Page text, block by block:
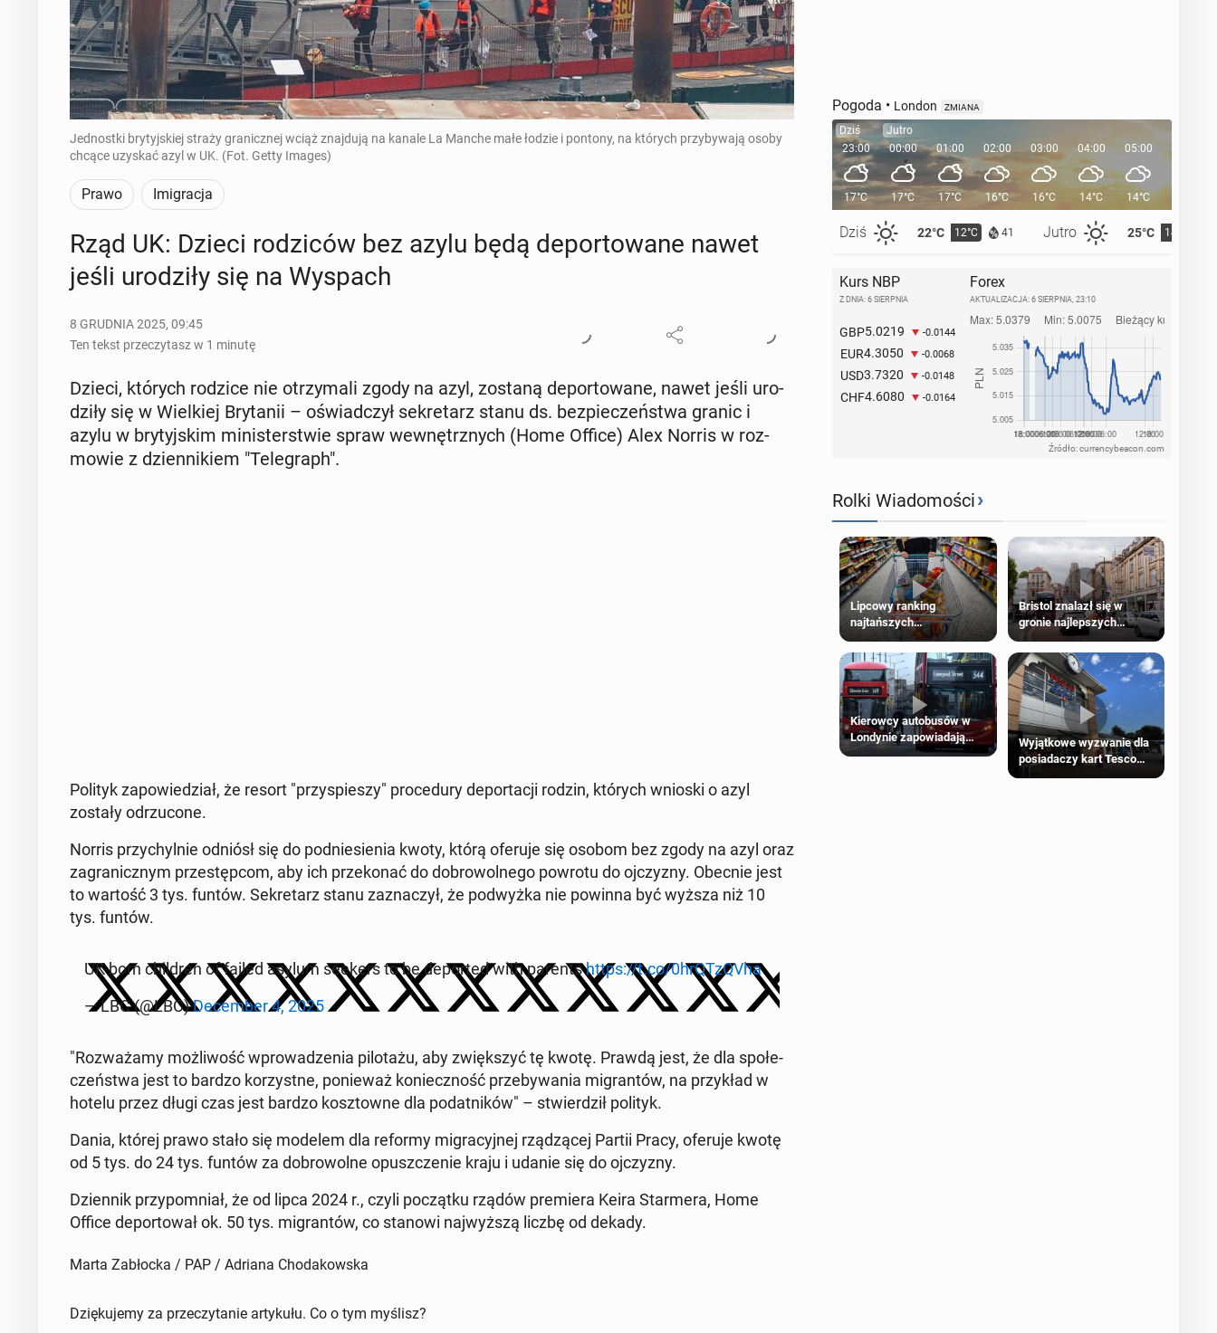
Jednostki brytyjskiej straży granicznej wciąż znajdują na kanale La Manche małe łodzie i pontony, na których przybywają osoby
chcące uzyskać azyl w UK. (Fot. Getty Images)
Prawo Imigracja
Rząd UK: Dzieci ro­dzi­ców bez azylu będą de­por­to­wa­ne nawet
jeśli uro­dzi­ły się na Wyspach
8 GRUDNIA 2025, 09:45
Ten tekst przeczytasz w 1 minutę
Dzieci, których rodzice nie otrzy­ma­li zgody na azyl, zostaną de­por­to­wa­ne, nawet jeśli uro­
dzi­ły się w Wiel­kiej Bry­ta­nii – oświad­czył se­kre­tarz stanu ds. bez­pie­czeń­stwa granic i
azylu w bry­tyj­skim mi­ni­ster­stwie spraw we­wnętrz­nych (Home Office) Alex Norris w roz­
mo­wie z dzien­ni­kiem "Te­le­graph".
Polityk za­po­wie­dział, że resort "przy­spie­szy" pro­ce­du­ry de­por­ta­cji rodzin, których wnioski o azyl
zostały od­rzu­co­ne.
Norris przy­chyl­nie odniósł się do pod­nie­sie­nia kwoty, którą oferuje się osobom bez zgody na azyl oraz
za­gra­nicz­nym prze­stęp­com, aby ich prze­ko­nać do do­bro­wol­ne­go powrotu do oj­czy­zny. Obecnie jest
to wartość 3 tys. funtów. Se­kre­tarz stanu za­zna­czył, że pod­wyż­ka nie powinna być wyższa niż 10
tys. funtów.
UK-born chil­dren of failed asylum seekers to be de­por­ted with parentshttps://t.co/0hrQT­zQVha
— LBC (@LBC)De­cem­ber 4, 2025
"Roz­wa­ża­my moż­li­wość wpro­wa­dze­nia pi­lo­ta­żu, aby zwięk­szyć tę kwotę. Prawdą jest, że dla spo­łe­
czeń­stwa jest to bardzo ko­rzyst­ne, po­nie­waż ko­niecz­ność prze­by­wa­nia mi­gran­tów, na przy­kład w
hotelu przez długi czas jest bardzo kosz­tow­ne dla po­dat­ni­ków" – stwier­dził polityk.
Dania, której prawo stało się modelem dla reformy mi­gra­cyj­nej rzą­dzą­cej Partii Pracy, oferuje kwotę
od 5 tys. do 24 tys. funtów za do­bro­wol­ne opusz­cze­nie kraju i udanie się do oj­czy­zny.
Dzien­nik przy­po­mniał, że od lipca 2024 r., czyli po­cząt­ku rządów pre­mie­ra Keira Star­me­ra, Home
Office de­por­to­wał ok. 50 tys. mi­gran­tów, co stanowi naj­wyż­szą liczbę od dekady.
Marta Zabłocka / PAP / Adriana Chodakowska
Dziękujemy za przeczytanie artykułu. Co o tym myślisz?
Pogoda • London ZMIANA
Dziś
23:00
17°C
Dziś 22°C 12°C 41 Jutro 25°C 14°C
Jutro
00:00
17°C
01:00
17°C
02:00
16°C
03:00
16°C
04:00
14°C
05:00
14°C
Kurs NBP
Z DNIA: 6 SIERPNIA
GBP5.0219 -0.0144
EUR4.3050 -0.0068
USD3.7320 -0.0148
CHF4.6080 -0.0164
Forex
AKTUALIZACJA: 6 SIERPNIA, 23:10
Źródło: currencybeacon.com
Rolki Wiadomości›
Lipcowy ranking
najtańszych
supermarketów
Bristol znalazł się w
gronie najlepszych
kierunków podróży na
świecie
Kierowcy autobusów w
Londynie zapowiadają
strajki
Wyjątkowe wyzwanie dla
posiadaczy kart Tesco
Clubcard!